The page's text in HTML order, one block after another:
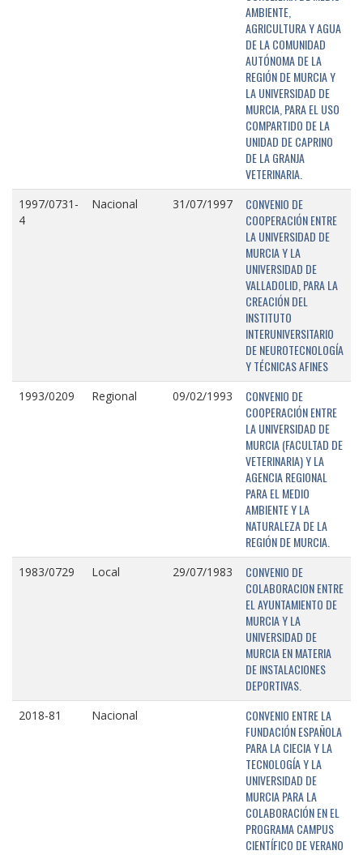
AMBIENTE,
AGRICULTURA Y AGUA
DE LA COMUNIDAD
AUTÓNOMA DE LA
REGIÓN DE MURCIA Y
LA UNIVERSIDAD DE
MURCIA, PARA EL USO
COMPARTIDO DE LA
UNIDAD DE CAPRINO
DE LA GRANJA
VETERINARIA.
1997/0731-
4
Nacional 31/07/1997
CONVENIO DE
COOPERACIÓN ENTRE
LA UNIVERSIDAD DE
MURCIA Y LA
UNIVERSIDAD DE
VALLADOLID, PARA LA
CREACIÓN DEL
INSTITUTO
INTERUNIVERSITARIO
DE NEUROTECNOLOGÍA
Y TÉCNICAS AFINES
1993/0209 Regional 09/02/1993
CONVENIO DE
COOPERACIÓN ENTRE
LA UNIVERSIDAD DE
MURCIA (FACULTAD DE
VETERINARIA) Y LA
AGENCIA REGIONAL
PARA EL MEDIO
AMBIENTE Y LA
NATURALEZA DE LA
REGIÓN DE MURCIA.
1983/0729 Local 29/07/1983
CONVENIO DE
COLABORACION ENTRE
EL AYUNTAMIENTO DE
MURCIA Y LA
UNIVERSIDAD DE
MURCIA EN MATERIA
DE INSTALACIONES
DEPORTIVAS.
2018-81 Nacional
CONVENIO ENTRE LA
FUNDACIÓN ESPAÑOLA
PARA LA CIECIA Y LA
TECNOLOGÍA Y LA
UNIVERSIDAD DE
MURCIA PARA LA
COLABORACIÓN EN EL
PROGRAMA CAMPUS
CIENTÍFICO DE VERANO